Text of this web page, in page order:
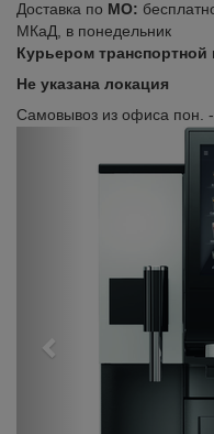
Доставка по МО:
МКаД, в понедельник
Курьером транспортной
Не указана локация
Самовывоз из офиса пон.